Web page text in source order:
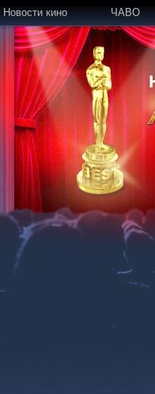
Новости кино ЧАВО